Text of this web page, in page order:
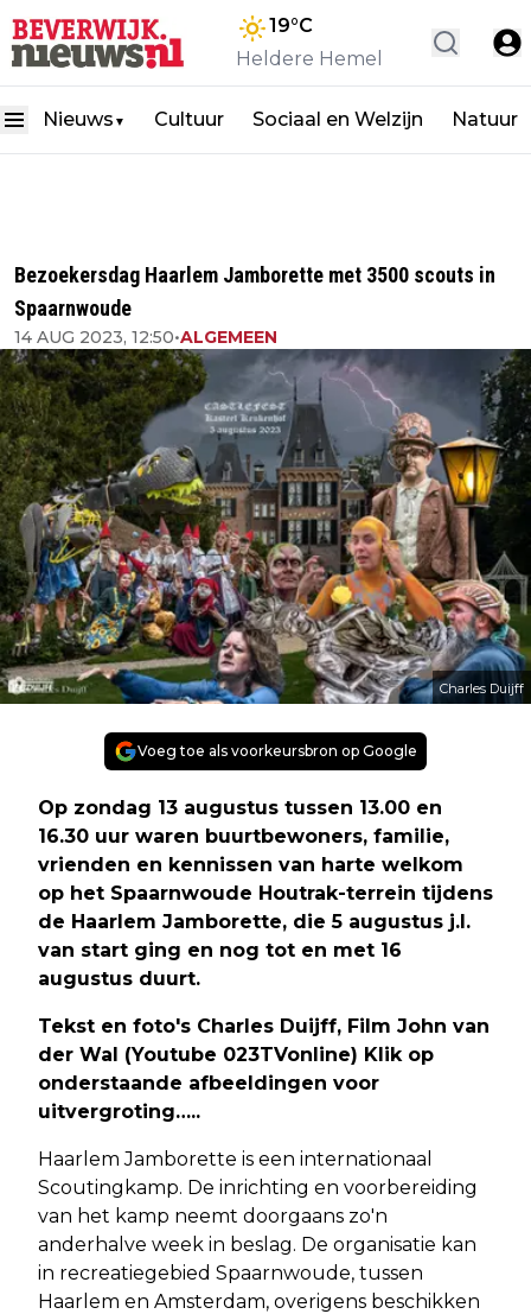
19°C
Heldere Hemel
Nieuws ▼ Cultuur Sociaal en Welzijn Natuur
Bezoekersdag Haarlem Jamborette met 3500 scouts in
Spaarnwoude
14 AUG 2023, 12:50•ALGEMEEN
Charles Duijff
Voeg toe als voorkeursbron op Google
Op zondag 13 augustus tussen 13.00 en
16.30 uur waren buurtbewoners, familie,
vrienden en kennissen van harte welkom
op het Spaarnwoude Houtrak-terrein tijdens
de Haarlem Jamborette, die 5 augustus j.l.
van start ging en nog tot en met 16
augustus duurt.
Tekst en foto's Charles Duijff, Film John van
der Wal (Youtube 023TVonline) Klik op
onderstaande afbeeldingen voor
uitvergroting…..
Haarlem Jamborette is een internationaal
Scoutingkamp. De inrichting en voorbereiding
van het kamp neemt doorgaans zo'n
anderhalve week in beslag. De organisatie kan
in recreatiegebied Spaarnwoude, tussen
Haarlem en Amsterdam, overigens beschikken